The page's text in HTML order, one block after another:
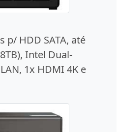
p/ HDD SATA, até
Intel Dual-
1x HDMI 4K e